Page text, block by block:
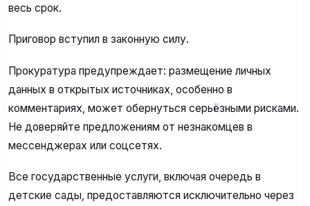
весь срок.
Приговор вступил в законную силу.
Прокуратура предупреждает: размещение личных
данных в открытых источниках, особенно в
комментариях, может обернуться серьёзными рисками.
Не доверяйте предложениям от незнакомцев в
мессенджерах или соцсетях.
Все государственные услуги, включая очередь в
детские сады, предоставляются исключительно через